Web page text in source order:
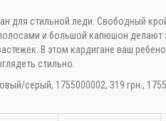
для стильной леди. Свободный
и большой капюшон делают
В этом кардигане ваш
стильно.
серый, 1755000002, 319 грн.,